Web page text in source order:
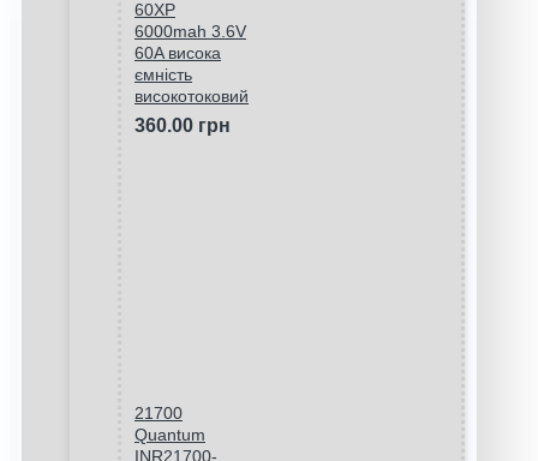
60XP
6000mah 3.6V
60A висока
ємність
високотоковий
360.00 грн
21700
Quantum
INR21700-